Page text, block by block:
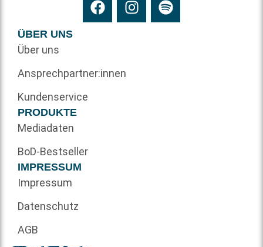
ÜBER UNS
Über uns
Ansprechpartner:innen
Kundenservice
PRODUKTE
Mediadaten
BoD-Bestseller
IMPRESSUM
Impressum
Datenschutz
AGB